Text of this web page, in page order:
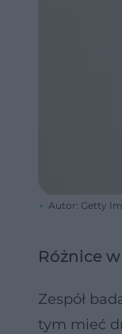
Autor: Getty
Różnice
Zespół
tym mieć